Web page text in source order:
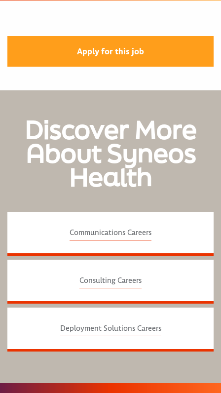
Apply for this job
Discover More
About Syneos
Health
Communications Careers
Consulting Careers
Deployment Solutions Careers